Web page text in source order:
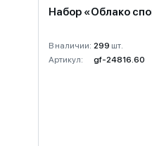
Набор «Облако
В наличии: 299 шт.
Артикул:
gf-24816.60